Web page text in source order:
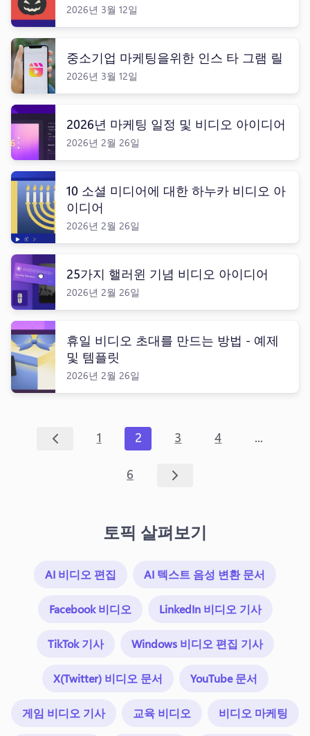
2026년 3월 12일
중소기업 마케팅을위한 인스 타 그램 릴
2026년 3월 12일
2026년 마케팅 일정 및 비디오 아이디어
2026년 2월 26일
10 소셜 미디어에 대한 하누카 비디오 아
이디어
2026년 2월 26일
25가지 핼러윈 기념 비디오 아이디어
2026년 2월 26일
휴일 비디오 초대를 만드는 방법 - 예제
및 템플릿
2026년 2월 26일
1 2 3 4 ...
6
토픽 살펴보기
AI 비디오 편집 AI 텍스트 음성 변환 문서
Facebook 비디오 LinkedIn 비디오 기사
TikTok 기사 Windows 비디오 편집 기사
X(Twitter) 비디오 문서 YouTube 문서
게임 비디오 기사 교육 비디오 비디오 마케팅